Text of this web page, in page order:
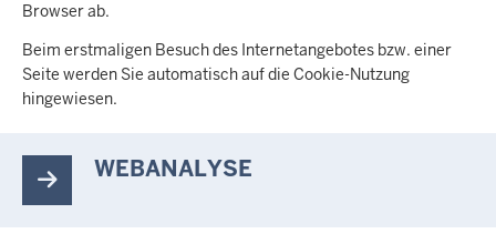
Browser ab.
Beim erstmaligen Besuch des Internetangebotes bzw. einer
Seite werden Sie automatisch auf die Cookie-Nutzung
hingewiesen.
WEBANALYSE